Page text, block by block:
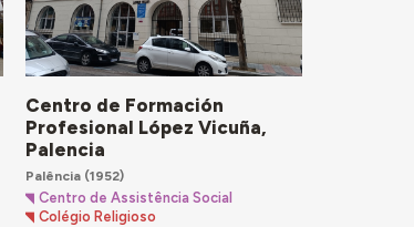
Centro de Formación
Profesional López Vicuña,
Palencia
Palência (1952)
Centro de Assistência Social
Colégio Religioso